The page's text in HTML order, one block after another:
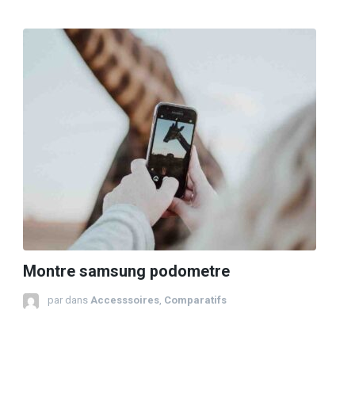
Montre samsung podometre
par dans Accesssoires, Comparatifs